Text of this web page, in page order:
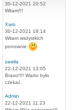
30-12-2021 20:52
Witam!!!
Xaro
30-12-2021 18:14
Witam wszystkich
ponownie
zawila
22-12-2021 13:05
Bravo!!!! Warto było
czekać.
Admin
22-12-2021 11:23